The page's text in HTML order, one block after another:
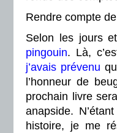
Rendre compte
Selon les jours
pingouin. Là,
j’avais prévenu
l’honneur de
prochain livre sera
anapside.
histoire, je me